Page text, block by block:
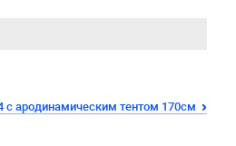
с ародинамическим тентом 170см